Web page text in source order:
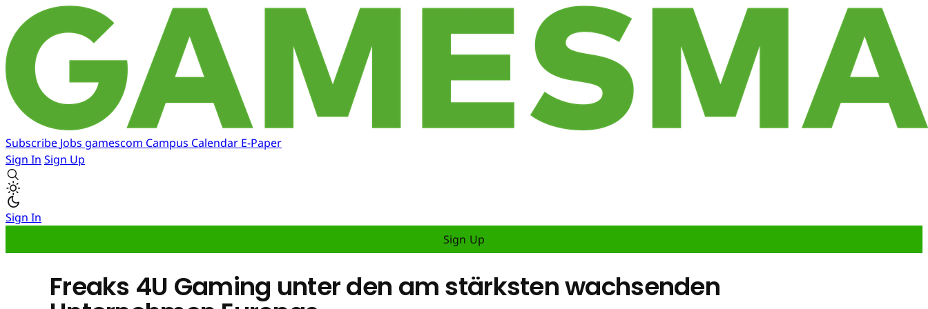
Subscribe Jobs gamescom Campus Calendar E-Paper
Sign In Sign Up
Sign In
Sign Up
Freaks 4U Gaming unter den am stärksten wachsenden